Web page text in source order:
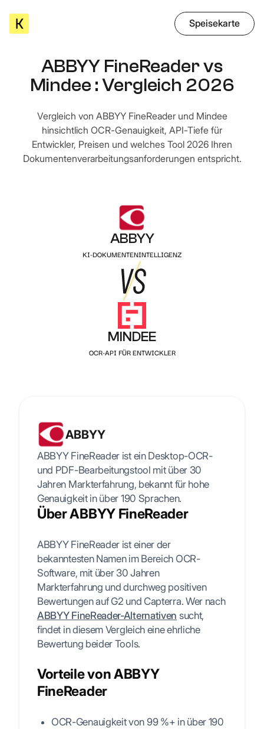
Speisekarte
ABBYY FineReader vs
Mindee : Vergleich 2026
Vergleich von ABBYY FineReader und Mindee
hinsichtlich OCR-Genauigkeit, API-Tiefe für
Entwickler, Preisen und welches Tool 2026 Ihren
Dokumentenverarbeitungsanforderungen entspricht.
ABBYY
KI-DOKUMENTENINTELLIGENZ
MINDEE
OCR-API FÜR ENTWICKLER
ABBYY
ABBYY FineReader ist ein Desktop-OCR-
und PDF-Bearbeitungstool mit über 30
Jahren Markterfahrung, bekannt für hohe
Genauigkeit in über 190 Sprachen.
Über ABBYY FineReader
ABBYY FineReader ist einer der
bekanntesten Namen im Bereich OCR-
Software, mit über 30 Jahren
Markterfahrung und durchweg positiven
Bewertungen auf G2 und Capterra. Wer nach
ABBYY FineReader-Alternativen sucht,
findet in diesem Vergleich eine ehrliche
Bewertung beider Tools.
Vorteile von ABBYY
FineReader
OCR-Genauigkeit von 99 %+ in über 190